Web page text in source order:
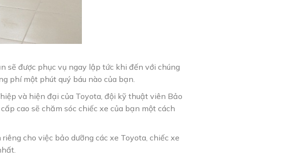
sẽ được phục vụ ngay lập tức khi đến với chúng
phí một phút quý báu nào của bạn.
và hiện đại của Toyota, đội kỹ thuật viên Bảo
cao sẽ chăm sóc chiếc xe của bạn một cách
cho việc bảo dưỡng các xe Toyota, chiếc xe